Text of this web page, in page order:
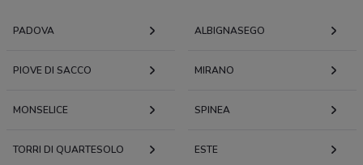
PADOVA ALBIGNASEGO
PIOVE DI SACCO MIRANO
MONSELICE SPINEA
TORRI DI QUARTESOLO ESTE